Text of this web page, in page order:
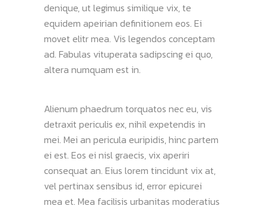
denique, ut legimus similique vix, te
equidem apeirian definitionem eos. Ei
movet elitr mea. Vis legendos conceptam
ad. Fabulas vituperata sadipscing ei quo,
altera numquam est in.
Alienum phaedrum torquatos nec eu, vis
detraxit periculis ex, nihil expetendis in
mei. Mei an pericula euripidis, hinc partem
ei est. Eos ei nisl graecis, vix aperiri
consequat an. Eius lorem tincidunt vix at,
vel pertinax sensibus id, error epicurei
mea et. Mea facilisis urbanitas moderatius